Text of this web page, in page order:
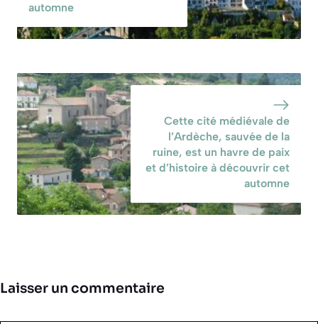
automne
Cette cité médiévale de
l’Ardèche, sauvée de la
ruine, est un havre de paix
et d’histoire à découvrir cet
automne
Laisser un commentaire